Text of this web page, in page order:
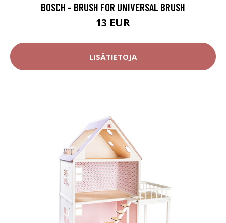
BOSCH - BRUSH FOR UNIVERSAL BRUSH
13 EUR
LISÄTIETOJA